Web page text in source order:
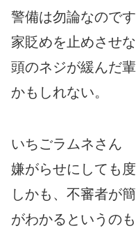
警備は勿論なので
家貶めを止めさせな
頭のネジが緩んだ
かもしれない。
いちごラムネさん
嫌がらせにしても度
しかも、不審者が
がわかるというの